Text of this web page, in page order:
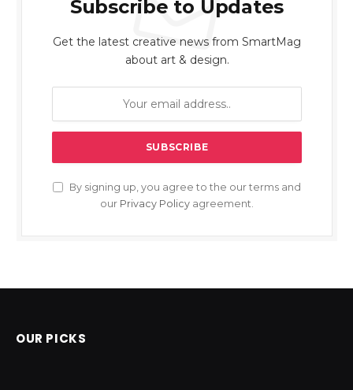
Subscribe to Updates
Get the latest creative news from SmartMag
about art & design.
By signing up, you agree to the our terms and
our Privacy Policy agreement.
OUR PICKS